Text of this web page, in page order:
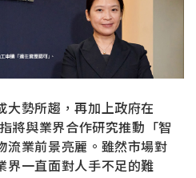
大勢所趨，再加上政府在
將與業界合作研究推動「智
流業前景亮麗。雖然市場對
界一直面對人手不足的難